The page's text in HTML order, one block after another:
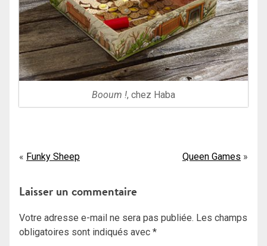
Booum !, chez Haba
Navigation
Funky Sheep Queen Games
Laisser un commentaire
Votre adresse e-mail ne sera pas publiée. Les champs
obligatoires sont indiqués avec *